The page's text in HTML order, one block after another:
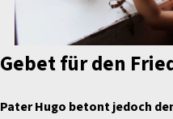
Gebet für den
Pater Hugo betont jedoch